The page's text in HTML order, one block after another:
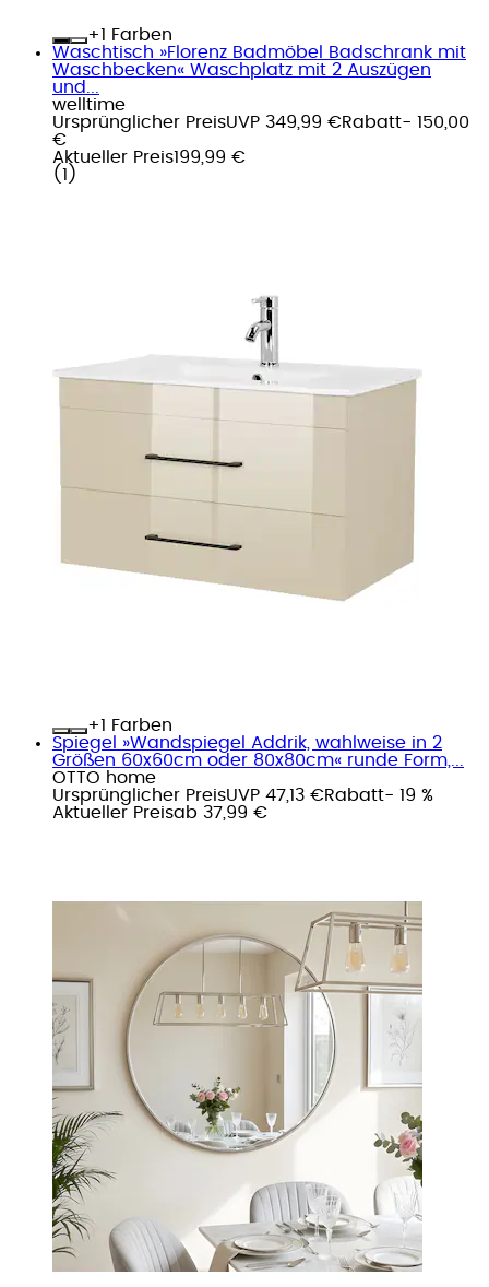
+
Farben
Waschtisch »Florenz Badmöbel Badschrank mit
Waschbecken« Waschplatz mit 2 Auszügen
und...
welltime
Ursprünglicher PreisUVP 349,99 €Rabatt- 150,00
€
Aktueller Preis199,99 €
( 1 )
+
Farben
Spiegel »Wandspiegel Addrik, wahlweise in 2
Größen 60x60cm oder 80x80cm« runde Form,...
OTTO home
Ursprünglicher PreisUVP 47,13 €Rabatt- 19 %
Aktueller Preisab 37,99 €